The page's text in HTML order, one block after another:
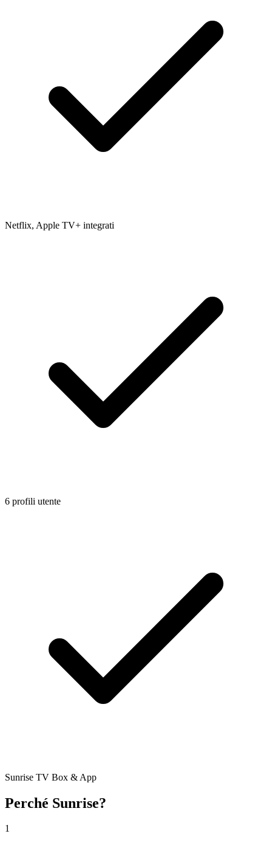
Netflix, Apple TV+ integrati
6 profili utente
Sunrise TV Box & App
Perché Sunrise?
1